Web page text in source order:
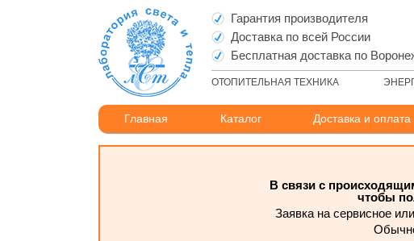
Гарантия производителя
Доставка по всей России
Бесплатная доставка по
ОТОПИТЕЛЬНАЯ ТЕХНИКА
Главная Каталог Доставка и оплата
В связи с
чтобы
Заявка на сервисное